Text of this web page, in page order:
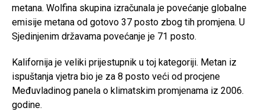
metana. Wolfina skupina izračunala je povećanje globalne
emisije metana od gotovo 37 posto zbog tih promjena. U
Sjedinjenim državama povećanje je 71 posto.
Kalifornija je veliki prijestupnik u toj kategoriji. Metan iz
ispuštanja vjetra bio je za 8 posto veći od procjene
Međuvladinog panela o klimatskim promjenama iz 2006.
godine.